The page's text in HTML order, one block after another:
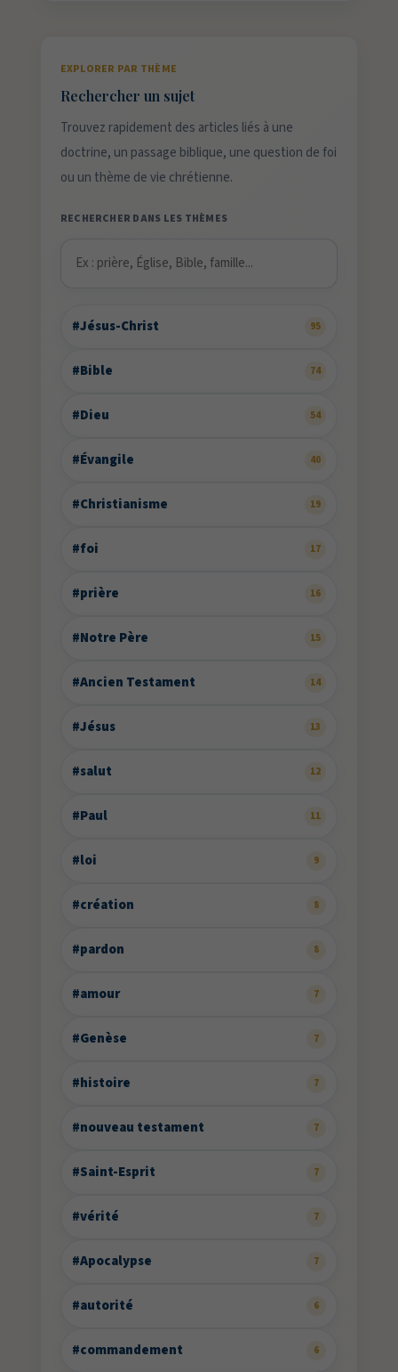
EXPLORER PAR THÈME
Rechercher un sujet
Trouvez rapidement des articles liés à une
doctrine, un passage biblique, une question de foi
ou un thème de vie chrétienne.
RECHERCHER DANS LES THÈMES
#Jésus-Christ 95
#Bible 74
#Dieu 54
#Évangile 40
#Christianisme 19
#foi 17
#prière 16
#Notre Père 15
#Ancien Testament 14
#Jésus 13
#salut 12
#Paul 11
#loi 9
#création 8
#pardon 8
#amour 7
#Genèse 7
#histoire 7
#nouveau testament 7
#Saint-Esprit 7
#vérité 7
#Apocalypse 7
#autorité 6
#commandement 6